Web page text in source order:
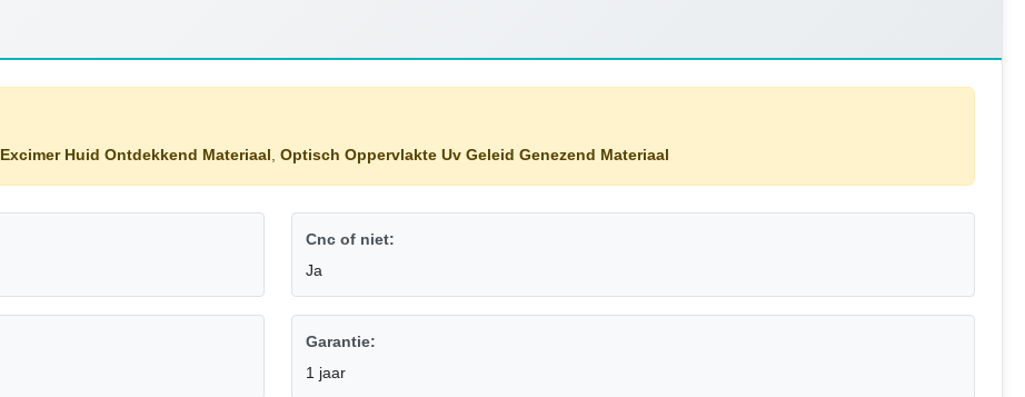
Excimer Huid Ontdekkend Materiaal Optisch Oppervlakte Uv Geleid Genezend Materiaal
Cnc of niet:
Ja
Garantie:
1 jaar